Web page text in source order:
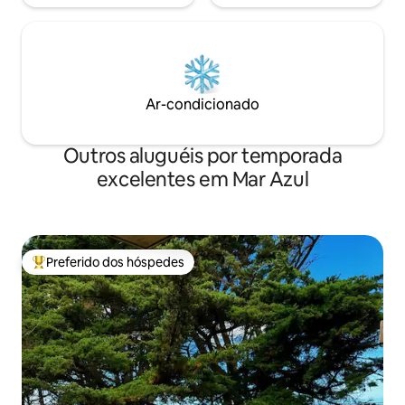
Ar-condicionado
Outros aluguéis por temporada
excelentes em Mar Azul
Entre os melhores preferidos dos hóspedes
Preferido dos hóspedes